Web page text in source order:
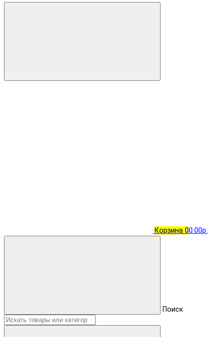
Корзина 00.00р.
Поиск